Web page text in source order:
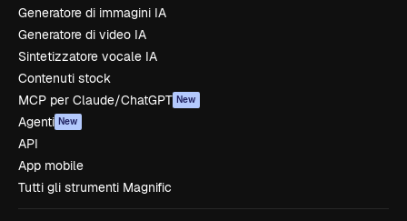
Generatore di immagini IA
Generatore di video IA
Sintetizzatore vocale IA
Contenuti stock
MCP per Claude/ChatGPT New
Agenti New
API
App mobile
Tutti gli strumenti Magnific